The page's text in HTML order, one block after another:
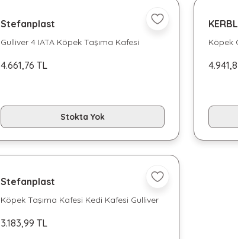
Stefanplast
Gulliver 4 IATA Köpek Taşıma Kafesi
4.661,76 TL
Stokta Yok
Köpek
Stefanplast
Köpek Taşıma Kafesi Kedi Kafesi Gulliver
3.183,99 TL